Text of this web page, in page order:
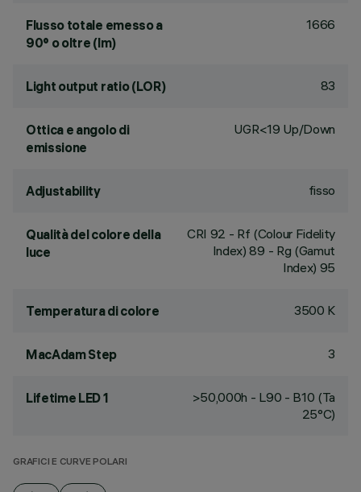
Flusso totale emesso a
90° o oltre (lm)
1666
Light output ratio (LOR) 83
Ottica e angolo di
emissione
UGR<19 Up/Down
Adjustability fisso
Qualità del colore della
luce
CRI 92 - Rf (Colour Fidelity
Index) 89 - Rg (Gamut
Index) 95
Temperatura di colore 3500 K
MacAdam Step 3
Lifetime LED 1
>50,000h - L90 - B10 (Ta
25°C)
GRAFICI E CURVE POLARI